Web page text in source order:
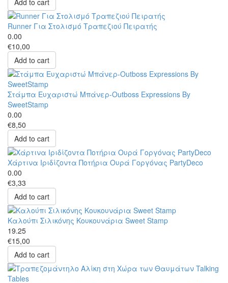
Add to cart
Runner Για Στολισμό Τραπεζιού Πειρατής
0.00
€10,00
Add to cart
Στάμπα Ευχαριστώ Μπάνερ-Outboss Expressions By
SweetStamp
0.00
€8,50
Add to cart
Χάρτινα Ιριδίζοντα Ποτήρια Ουρά Γοργόνας PartyDeco
0.00
€3,33
Add to cart
Καλούπι Σιλικόνης Κουκουνάρια Sweet Stamp
19.25
€15,00
Add to cart